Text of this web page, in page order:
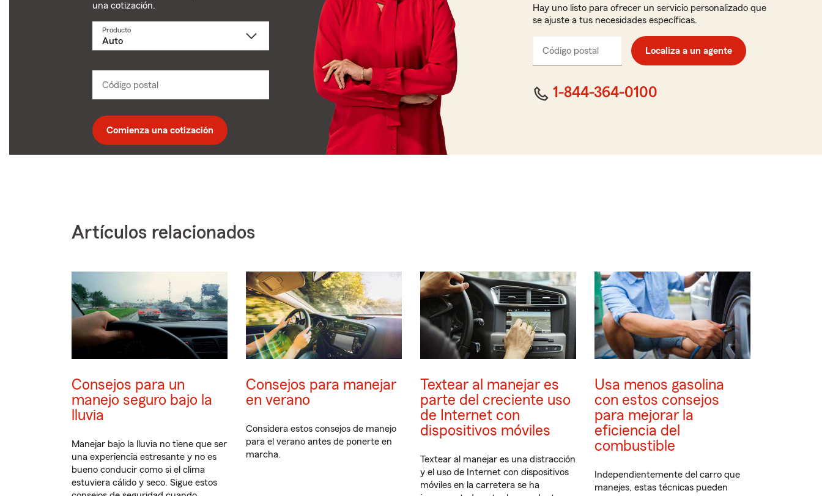
una cotización.
Producto
dropdown
Código postal
postal
de
Comienza una cotización
Hay uno listo para ofrecer un servicio personalizado que
se ajuste a tus necesidades específicas.
Código postal
de
Localiza a un agente
1-844-364-0100
Artículos relacionados
Consejos para un
manejo seguro bajo la
lluvia
Manejar bajo la lluvia no tiene que ser
una experiencia estresante y no es
bueno conducir como si el clima
estuviera cálido y seco. Sigue estos
Consejos para manejar
en verano
Considera estos consejos de manejo
para el verano antes de ponerte en
marcha.
Textear al manejar es
parte del creciente uso
de Internet con
dispositivos móviles
Textear al manejar es una distracción
y el uso de Internet con dispositivos
móviles en la carretera se ha
Usa menos gasolina
con estos consejos
para mejorar la
eficiencia del
combustible
Independientemente del carro que
manejes, estas técnicas pueden